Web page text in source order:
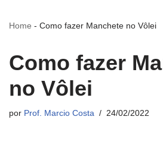
Home - Como fazer Manchete no Vôlei
Como fazer
no Vôlei
por Prof. Marcio Costa 24/02/2022